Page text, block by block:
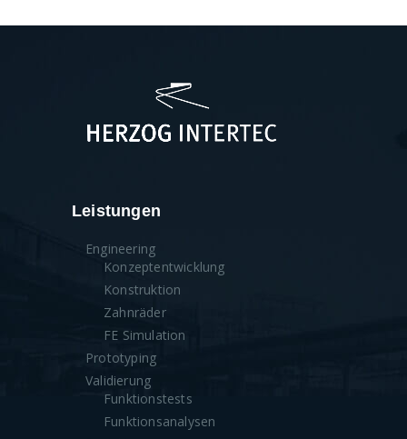
Leistungen
Engineering
Konzeptentwicklung
Konstruktion
Zahnräder
FE Simulation
Prototyping
Validierung
Funktionstests
Funktionsanalysen